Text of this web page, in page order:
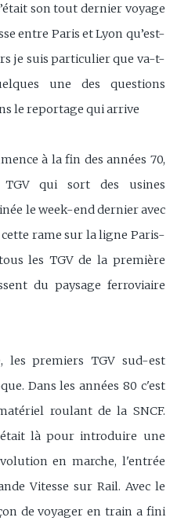
son tout dernier voyage
entre Paris et Lyon qu’est-
je suis particulier que va-t-
une des questions
le reportage qui arrive
à la fin des années 70,
qui sort des usines
le week-end dernier avec
rame sur la ligne Paris-
les TGV de la première
du paysage ferroviaire
les premiers TGV sud-est
Dans les années 80 c'est
roulant de la SNCF.
là pour introduire une
en marche, l'entrée
Vitesse sur Rail. Avec le
de voyager en train a fini